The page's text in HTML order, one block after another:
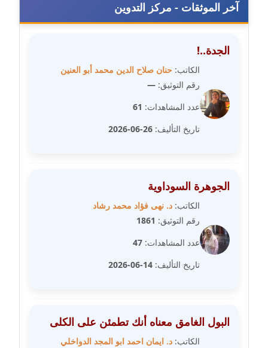
مدونة دعاء الشاهد
عاملة
مدونة دينا عاصم
عاملة
مدونة دينا منير
عاملة
مدونة رانيا ثروت
عاملة
عاملة
مدونة رشا السعدي
عاملة
آخر الموثقات - مركز التدوين
الجدة..!
الكاتب: حنان صلاح الدين محمد أبو العنين
رقم التوثيق: —
عدد المشاهدات: 61
تاريخ التأليف: 26-06-2026
الجوهرة السوداوية
الكاتب: د. نهى فؤاد محمد رشاد
رقم التوثيق: 1861
عدد المشاهدات: 47
تاريخ التأليف: 14-06-2026
البول الغامق معناه أنك تطمئن على الكلى
الكاتب: د. ايمان احمد ابو المجد الدواخلي